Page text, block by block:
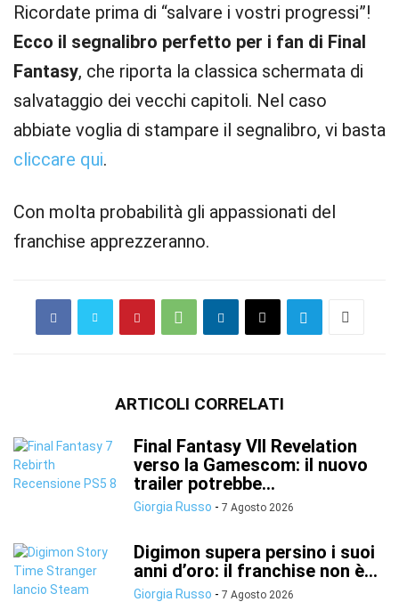
Ricordate prima di “salvare i vostri progressi”!
Ecco il segnalibro perfetto per i fan di Final
Fantasy, che riporta la classica schermata di
salvataggio dei vecchi capitoli. Nel caso
abbiate voglia di stampare il segnalibro, vi basta
cliccare qui.
Con molta probabilità gli appassionati del
franchise apprezzeranno.
ARTICOLI CORRELATI
Final Fantasy VII Revelation
verso la Gamescom: il nuovo
trailer potrebbe...
Giorgia Russo - 7 Agosto 2026
Digimon supera persino i suoi
anni d’oro: il franchise non è...
Giorgia Russo - 7 Agosto 2026